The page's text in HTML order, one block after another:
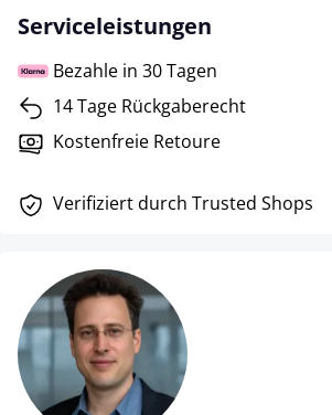
Serviceleistungen
Bezahle in 30 Tagen
14 Tage Rückgaberecht
Kostenfreie Retoure
Verifiziert durch Trusted Shops